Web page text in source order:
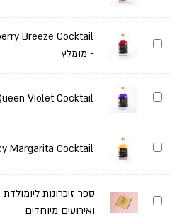
Blueberry
-
Breeze Cocktail
- מומלץ
Queen
Violet Cocktail
Spicy
Margarita
Margarita Cocktail
ספר
זיכרונות
ספר זיכרונות ליומולדת
ואירועים מיוחדים